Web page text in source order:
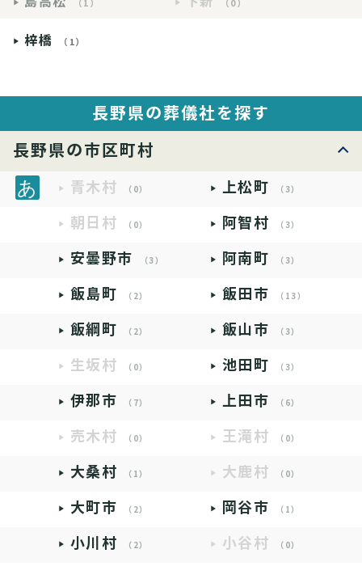
（1） （0）
梓橋 （1）
長野県の葬儀社を探す
長野県の市区町村
青木村 （0） 上松町 （3）
朝日村 （0） 阿智村 （3）
安曇野市 （3） 阿南町 （3）
飯島町 （2） 飯田市 （13）
飯綱町 （2） 飯山市 （3）
生坂村 （0） 池田町 （3）
伊那市 （7） 上田市 （6）
売木村 （0） 王滝村 （0）
大桑村 （1） 大鹿村 （0）
大町市 （2） 岡谷市 （1）
小川村 （2） 小谷村 （0）